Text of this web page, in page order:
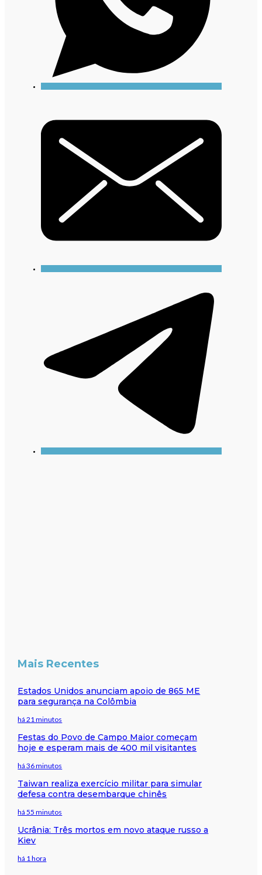
Mais Recentes
Estados Unidos anunciam apoio de 865 ME
para segurança na Colômbia
há 21 minutos
Festas do Povo de Campo Maior começam
hoje e esperam mais de 400 mil visitantes
há 36 minutos
Taiwan realiza exercício militar para simular
defesa contra desembarque chinês
há 55 minutos
Ucrânia: Três mortos em novo ataque russo a
Kiev
há 1 hora